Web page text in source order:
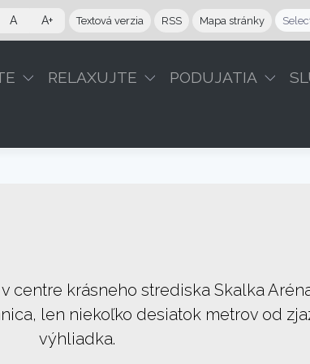
A A+ Textová verzia RSS Mapa stránky
RELAXUJTE PODUJATIA
centre krásneho strediska Skalka
len niekoľko desiatok metrov od
výhliadka.